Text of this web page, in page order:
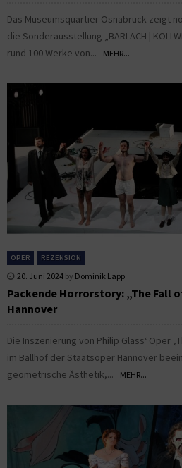
Das Museumsquartier Osnabrück zeigt
die Sonderausstellung „BARLACH |
rund 100 Werke von...
MEHR...
OPER REZENSION
20. Juni 2024 by Dominik Lapp
Packende Horrorstory: „The Fall
Hannover
Die Inszenierung von Philip Glass‘ Oper
im Ballhof der Staatsoper Hannover
geometrische Ästhetik,...
MEHR...